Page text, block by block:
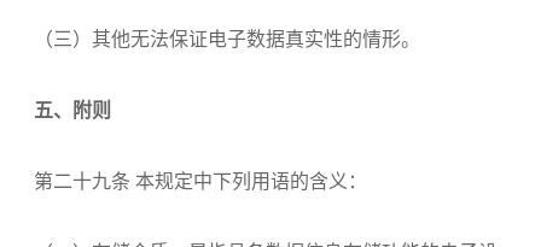
（三）其他无法保证电子数据真实性的情形。
五、附则
第二十九条 本规定中下列用语的含义：